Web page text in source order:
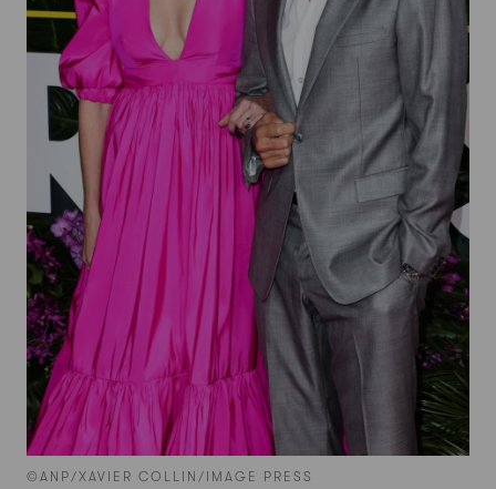
©ANP/XAVIER COLLIN/IMAGE PRESS